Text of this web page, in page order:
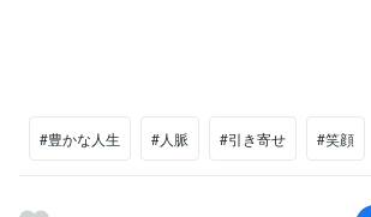
#豊かな人生 #人脈 #引き寄せ #笑顔